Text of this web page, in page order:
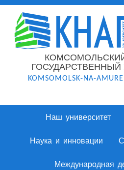
KOMSOMOLSK-NA-
Наш университет
Наука и инновации
Международная